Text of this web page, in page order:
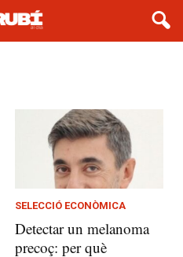
SELECCIÓ ECONÒMICA
Detectar un melanoma
precoç: per què